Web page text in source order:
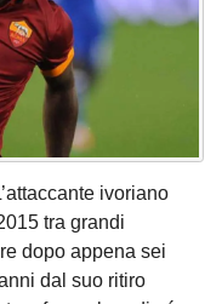
ivoriano
tra grandi
dopo appena sei
dal suo ritiro